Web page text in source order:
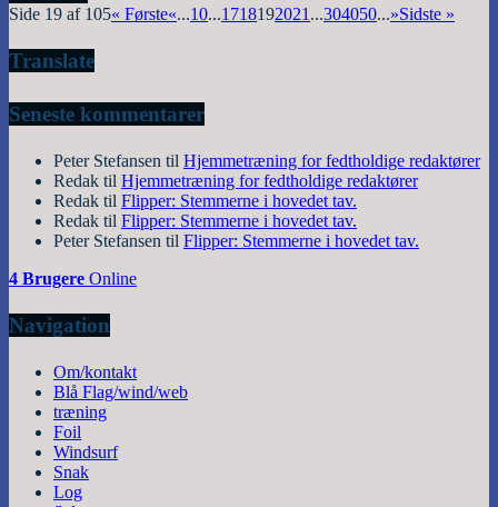
Side 19 af 105« Første«...10...1718192021 ...304050...»Sidste »
Translate
Seneste kommentarer
Peter Stefansen til Hjemmetræning for fedtholdige redaktører
Redak til Hjemmetræning for fedtholdige redaktører
Redak til Flipper: Stemmerne i hovedet tav.
Redak til Flipper: Stemmerne i hovedet tav.
Peter Stefansen til Flipper: Stemmerne i hovedet tav.
4 Brugere Online
Navigation
Om/kontakt
Blå Flag/wind/web
træning
Foil
Windsurf
Snak
Log